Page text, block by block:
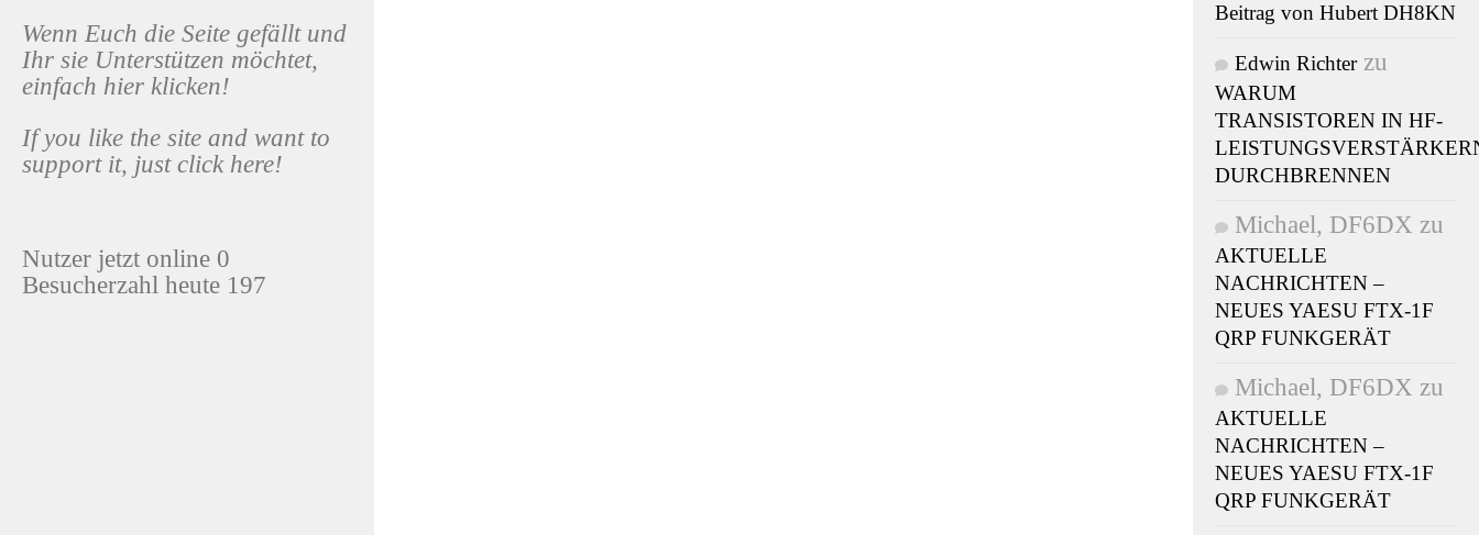
Wenn Euch die Seite gefällt und
Ihr sie Unterstützen möchtet,
einfach hier klicken!
If you like the site and want to
support it, just click here!
Nutzer jetzt online 0
Besucherzahl heute 197
Beitrag von Hubert DH8KN
Edwin Richterzu
WARUM
TRANSISTOREN IN HF-
DURCHBRENNEN
Michael, DF6DX zu
AKTUELLE
NACHRICHTEN –
NEUES YAESU FTX-1F
QRP FUNKGERÄT
Michael, DF6DX zu
AKTUELLE
NACHRICHTEN –
NEUES YAESU FTX-1F
QRP FUNKGERÄT